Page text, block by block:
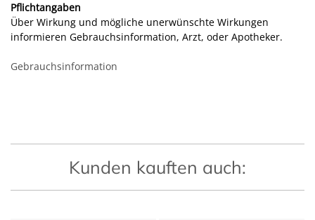
Pflichtangaben
Über Wirkung und mögliche unerwünschte Wirkungen
informieren Gebrauchsinformation, Arzt, oder Apotheker.
Gebrauchsinformation
Kunden kauften auch: